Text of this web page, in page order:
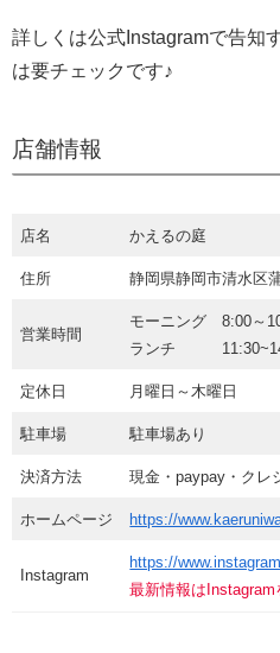
詳しくは公式Instagramで告知
は要チェックです♪
店舗情報
店名 かえるの庭
住所 静岡県静岡市清水区
営業時間
モーニング 8:00～
ランチ
定休日 月曜日～木曜日
駐車場 駐車場あり
決済方法 現金・paypay・クレ
ホームページ https://
Instagram
https://
最新情報はInstagram